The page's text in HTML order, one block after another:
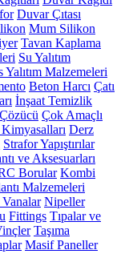
Duvar Çıtası
Mum Silikon
Tavan Kaplama
Su Yalıtım
Yalıtım Malzemeleri
Beton Harcı Çatı
İnşaat Temizlik
Çok Amaçlı
Kimyasalları Derz
Strafor Yapıştırılar
ve Aksesuarları
Borular Kombi
Malzemeleri
Nipeller
Fittings Tıpalar ve
Taşıma
Masif Paneller